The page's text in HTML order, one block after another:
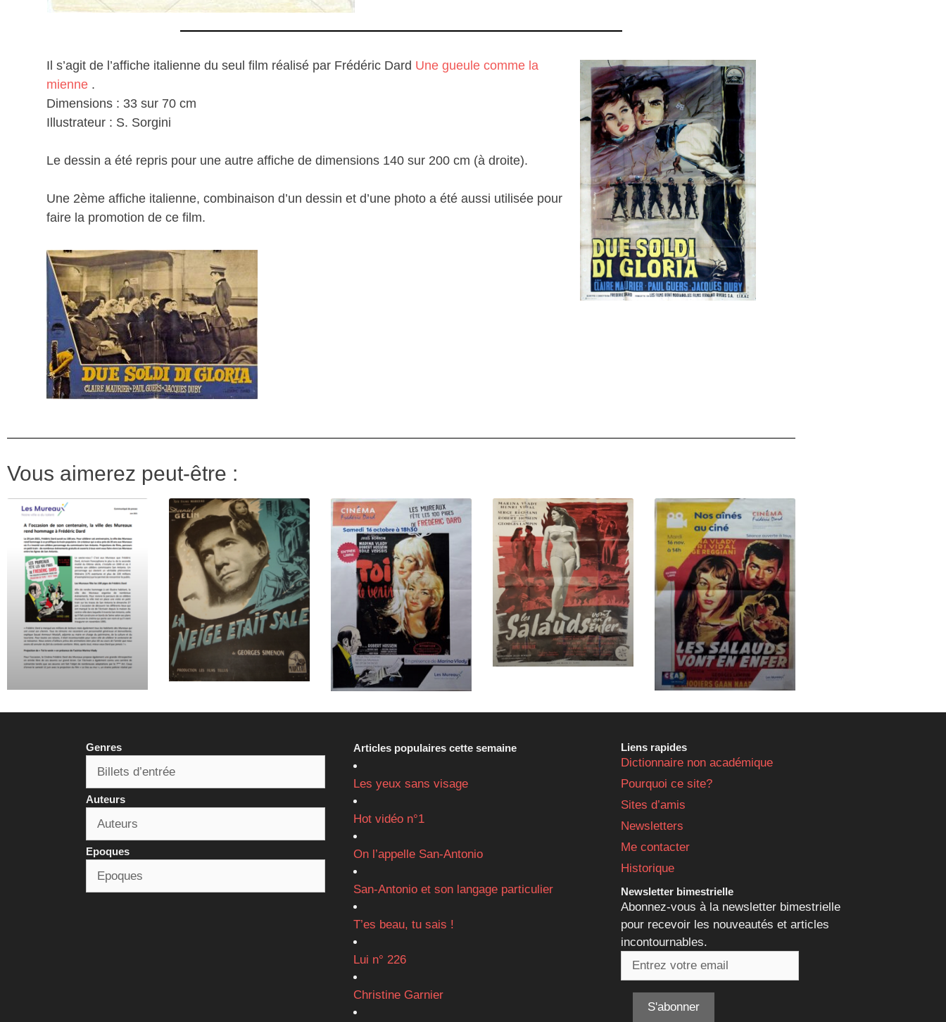
Il s’agit de l’affiche italienne du seul film réalisé par Frédéric Dard Une gueule comme la
mienne .
Dimensions : 33 sur 70 cm
Illustrateur : S. Sorgini
Le dessin a été repris pour une autre affiche de dimensions 140 sur 200 cm (à droite).
Une 2ème affiche italienne, combinaison d’un dessin et d’une photo a été aussi utilisée pour
faire la promotion de ce film.
Vous aimerez peut-être :
Genres
Auteurs
Epoques
Articles populaires cette semaine
Les yeux sans visage
Hot vidéo n°1
On l’appelle San-Antonio
San-Antonio et son langage particulier
T’es beau, tu sais !
Lui n° 226
Christine Garnier
Liens rapides
Dictionnaire non académique
Pourquoi ce site?
Sites d’amis
Newsletters
Me contacter
Historique
Newsletter bimestrielle
Abonnez-vous à la newsletter bimestrielle
pour recevoir les nouveautés et articles
incontournables.